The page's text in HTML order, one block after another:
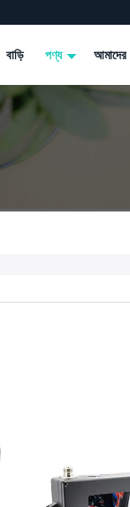
বাড়ি পণ্য আমাদের